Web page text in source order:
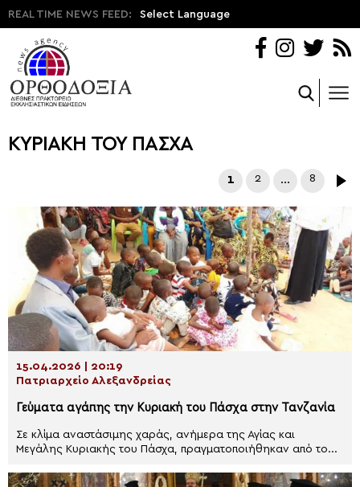
REAL TIME NEWS FEED: Select Language
ΚΥΡΙΑΚΗ ΤΟΥ ΠΑΣΧΑ
1 2 … 8
15.04.2026 | 20:19
Πατριαρχείο Αλεξανδρείας
Γεύματα αγάπης την Κυριακή του Πάσχα στην Τανζανία
Σε κλίμα αναστάσιμης χαράς, ανήμερα της Αγίας και
Μεγάλης Κυριακής του Πάσχα, πραγματοποιήθηκαν από το...